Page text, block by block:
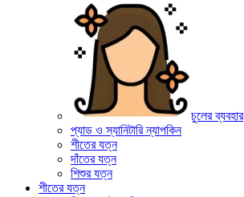
চুলের ব্যবহার
প্যাড ও স্যানিটারি ন্যাপকিন
শীতের যত্ন
দাঁতের যত্ন
শিশুর যত্ন
শীতের যত্ন